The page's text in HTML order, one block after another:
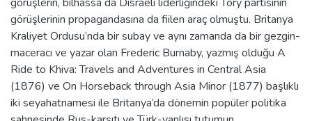
görüşlerinin propagandasına da fiilen araç olmuştu. Britanya
Kraliyet Ordusu’nda bir subay ve aynı zamanda da bir gezgin-
maceracı ve yazar olan Frederic Burnaby, yazmış olduğu A
Ride to Khiva: Travels and Adventures in Central Asia
(1876) ve On Horseback through Asia Minor (1877) başlıklı
iki seyahatnamesi ile Britanya’da dönemin popüler politika